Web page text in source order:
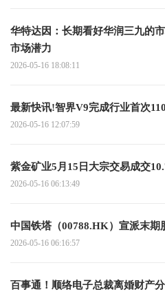
华特达因：长期看好华润三九的
市场潜力
2026-05-16 18:08:11
最新快讯!智界V9完成行业首次
2026-05-16 12:07:59
紫金矿业5月15日大宗交易成交
2026-05-16 06:13:49
中国铁塔（00788.HK）宣派末期
2026-05-16 06:16:57
百事通！顺络电子总裁离婚财产